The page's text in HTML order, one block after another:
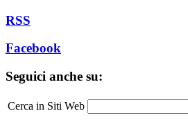
RSS
Facebook
Seguici anche su:
Cerca in Siti Web